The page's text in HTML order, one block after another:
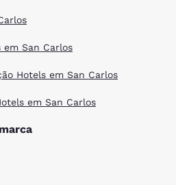
em San Carlos
Hotels em San Carlos
em San Carlos